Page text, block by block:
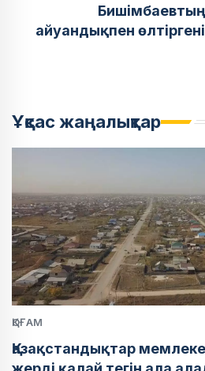
айуандықпен
Ұқсас жаңалықтар
ҚОҒАМ
Қазақстандықтар